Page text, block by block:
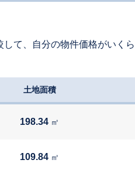
94 -
50 万円
て、自分の物件価格がいく
土地面積
198.34 ㎡
109.84 ㎡